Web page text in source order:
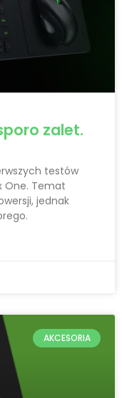
zalet.
testów
One. Temat
jednak
AKCESORIA